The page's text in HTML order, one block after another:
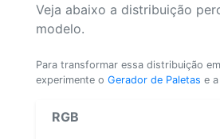
Veja abaixo a distribuição
modelo.
Para transformar essa distribuição
experimente o Gerador de Paletas e a
RGB